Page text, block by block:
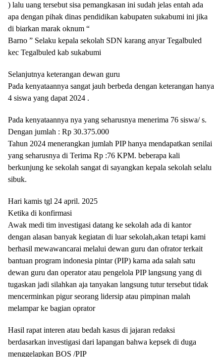
) lalu uang tersebut sisa pemangkasan ini sudah jelas entah ada
apa dengan pihak dinas pendidikan kabupaten sukabumi ini jika
di biarkan marak oknum “
Barno ” Selaku kepala sekolah SDN karang anyar Tegalbuled
kec Tegalbuled kab sukabumi
Selanjutnya keterangan dewan guru
Pada kenyataannya sangat jauh berbeda dengan keterangan hanya
4 siswa yang dapat 2024 .
Pada kenyataannya nya yang seharusnya menerima 76 siswa/ s.
Dengan jumlah : Rp 30.375.000
Tahun 2024 menerangkan jumlah PIP hanya mendapatkan senilai
yang seharusnya di Terima Rp :76 KPM. beberapa kali
berkunjung ke sekolah sangat di sayangkan kepala sekolah selalu
sibuk.
Hari kamis tgl 24 april. 2025
Ketika di konfirmasi
Awak medi tim investigasi datang ke sekolah ada di kantor
dengan alasan banyak kegiatan di luar sekolah,akan tetapi kami
berhasil mewawancarai melalui dewan guru dan ofrator terkait
bantuan program indonesia pintar (PIP) karna ada salah satu
dewan guru dan operator atau pengelola PIP langsung yang di
tugaskan jadi silahkan aja tanyakan langsung tutur tersebut tidak
mencerminkan pigur seorang lidersip atau pimpinan malah
melampar ke bagian oprator
Hasil rapat interen atau bedah kasus di jajaran redaksi
berdasarkan investigasi dari lapangan bahwa kepsek di duga
menggelapkan BOS /PIP